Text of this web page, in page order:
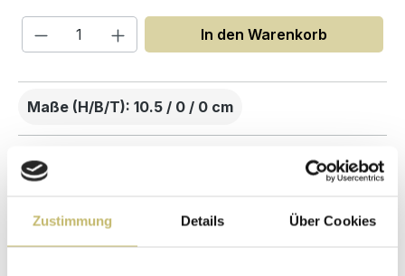
Zustimmung Details Über Cookies
Produkt Anzahl: Gib den
In den Warenkorb
Maße (H/B/T): 10.5 / 0 / 0 cm
Kundenbetreuung
mit bester
Gut verpackt für